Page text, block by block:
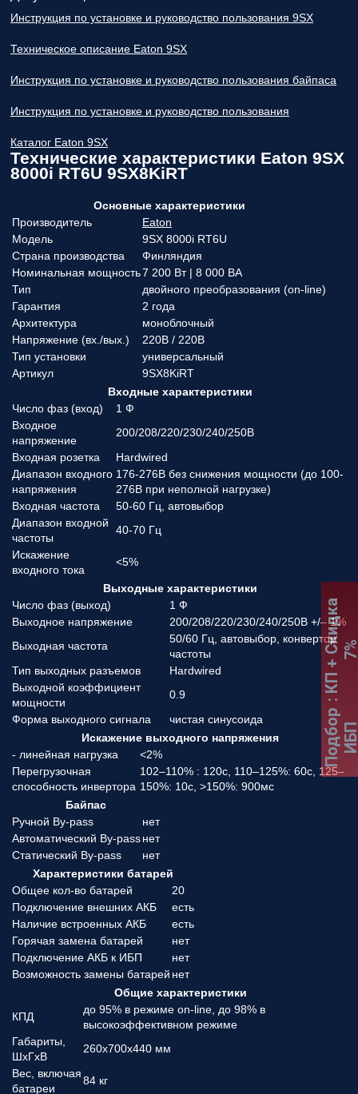
Инструкция по установке и руководство пользования 9SX
Техническое описание Eaton 9SX
Инструкция по установке и руководство пользования байпаса
Инструкция по установке и руководство пользования
Каталог Eaton 9SX
Технические характеристики Eaton 9SX
8000i RT6U 9SX8KiRT
Основные характеристики
Производитель
Eaton
Модель
9SX 8000i RT6U
Страна производства
Финляндия
Номинальная мощность7 200 Вт | 8 000 ВА
Тип
двойного преобразования (on-line)
Гарантия
2 года
Архитектура
моноблочный
Напряжение (вx./вых.)
220В / 220В
Тип установки
универсальный
Артикул
9SX8KiRT
Входные характеристики
Число фаз (вход)
1 Ф
Входное
напряжение
200/208/220/230/240/250В
Входная розетка
Hardwired
Диапазон входного
напряжения
176-276В без снижения мощности (до 100-
276В при неполной нагрузке)
Входная частота
50-60 Гц, автовыбор
Диапазон входной
частоты
40-70 Гц
Искажение
входного тока
<5%
Выходные характеристики
Число фаз (выход)
1 Ф
Выходное напряжение
200/208/220/230/240/250В +/– 1%
Выходная частота
50/60 Гц, автовыбор, конвертор
частоты
Тип выходных разъемов
Hardwired
Выходной коэффициент
мощности
0.9
Форма выходного сигнала
чистая синусоида
Искажение выходного напряжения
- линейная нагрузка
<2%
Перегрузочная
способность инвертора
102–110% : 120с, 110–125%: 60с, 125–
150%: 10с, >150%: 900мс
Байпас
Ручной By-pass
нет
Автоматический By-passнет
Статический By-pass
нет
Характеристики батарей
Общее кол-во батарей
20
Подключение внешних АКБ
есть
Наличие встроенных АКБ
есть
Горячая замена батарей
нет
Подключение АКБ к ИБП
нет
Возможность замены батарей нет
Общие характеристики
КПД
до 95% в режиме on-line, до 98% в
высокоэффективном режиме
Габариты,
ШхГхВ
260x700x440 мм
Вес, включая
батареи
84 кг
Подбор
:
К
П
+
С
к
и
д
к
а
7